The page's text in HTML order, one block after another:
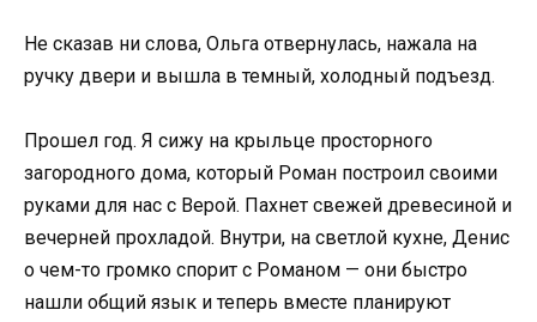
Не сказав ни слова, Ольга отвернулась, нажала на
ручку двери и вышла в темный, холодный подъезд.
Прошел год. Я сижу на крыльце просторного
загородного дома, который Роман построил своими
руками для нас с Верой. Пахнет свежей древесиной и
вечерней прохладой. Внутри, на светлой кухне, Денис
о чем-то громко спорит с Романом — они быстро
нашли общий язык и теперь вместе планируют